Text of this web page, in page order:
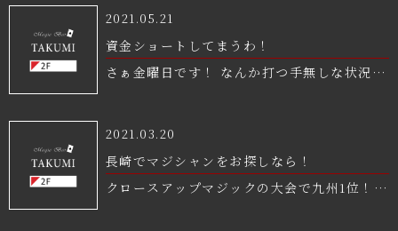
notwork との間の懸案やそれに端を発する
風評について、真摯に協議し、双方の意向も
踏まえこのたび円満に解決しましたので、ご
ましたことをお詫び申し上げますと共に、引
き続きの変わらぬご愛顧をいただきますよう
お願い申し上げます。 寒いのか暑いのかよう
報告いたします。 皆さまにご心配をおかけし
ましたことをお詫び申し上げますと共に、引
き続きの変わらぬご愛顧をいただきますよう
わからん日々が続きそうですが寒暖差に気を
つけてお過ごし下さいませあなかしこまる。
10月某日 Magic Bar TAKUMI代表 葉山拓
お過ごしでしょうか。 さて、 TAKUMIは
Food pairling salon rishe お助け隊
notwork との間の懸案やそれに端を発する
報告いたします。 皆さまにご心配をおかけし
ましたことをお詫び申し上げますと共に、引
き続きの変わらぬご愛顧をいただきますよう
2021.05.21
資金ショートしてまうわ！
さぁ金曜日です！ なんか打つ手無しな状況で
のみ20:00〜23:00までの間貸し切り営業承
ります_(:3」z)_ 1団体4名様以内で！(県のス
テージ変化の状況によってまた考えますが)
2021.03.20
長崎でマジシャンをお探しなら！
クロースアップマジックの大会で九州1位！